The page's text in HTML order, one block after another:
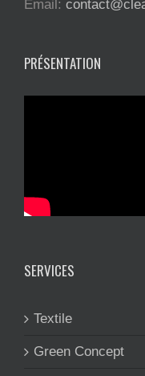
Email:
PRÉSENTATION
SERVICES
Textile
Green Concept